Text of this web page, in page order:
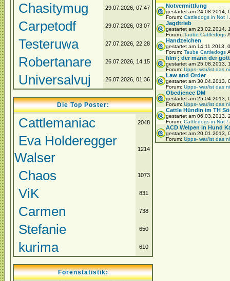
Chasitymug 29.07.2026, 07:47
Carpetodf 29.07.2026, 03:07
Testeruwa 27.07.2026, 22:28
Robertanare 26.07.2026, 14:15
Universalvuj 26.07.2026, 01:36
Die Top Poster:
Cattlemaniac 2048
Eva Holderegger
Walser
1214
Chaos 1073
ViK 831
Carmen 738
Stefanie 650
kurima 610
Forenstatistik:
Notvermittlung
gestartet am 24.08.2014,
Forum: Cattledogs in Not !
Jagdtrieb
gestartet am 23.02.2014,
Forum: Taube Cattledogs
Handzeichen
gestartet am 14.11.2013,
Forum: Taube Cattledogs
film ; der mann der gott
gestartet am 25.08.2013,
Forum: Upps- war/ist das
Law and Order
gestartet am 30.04.2013,
Forum: Upps- war/ist das
Obedience DM
gestartet am 25.04.2013,
Forum: Upps- war/ist das
Cattle Hündin im TH
gestartet am 06.03.2013,
Forum: Cattledogs in Not !
ACD Welpen in Hund
gestartet am 20.01.2013,
Forum: Upps- war/ist das